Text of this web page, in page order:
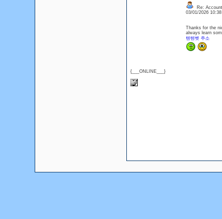
{___ONLINE___}
Re:
03/01/2026
Thanks for the
always learn
텐텐벳 주소